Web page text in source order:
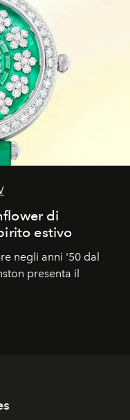
di
estivo
negli anni '50 dal
presenta il